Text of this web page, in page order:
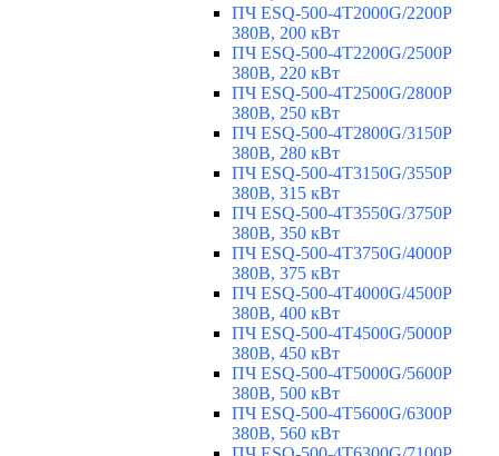
ПЧ ESQ-500-4T2000G/2200P
380В, 200 кВт
ПЧ ESQ-500-4T2200G/2500P
380В, 220 кВт
ПЧ ESQ-500-4T2500G/2800P
380В, 250 кВт
ПЧ ESQ-500-4T2800G/3150P
380В, 280 кВт
ПЧ ESQ-500-4T3150G/3550P
380В, 315 кВт
ПЧ ESQ-500-4T3550G/3750P
380В, 350 кВт
ПЧ ESQ-500-4T3750G/4000P
380В, 375 кВт
ПЧ ESQ-500-4T4000G/4500P
380В, 400 кВт
ПЧ ESQ-500-4T4500G/5000P
380В, 450 кВт
ПЧ ESQ-500-4T5000G/5600P
380В, 500 кВт
ПЧ ESQ-500-4T5600G/6300P
380В, 560 кВт